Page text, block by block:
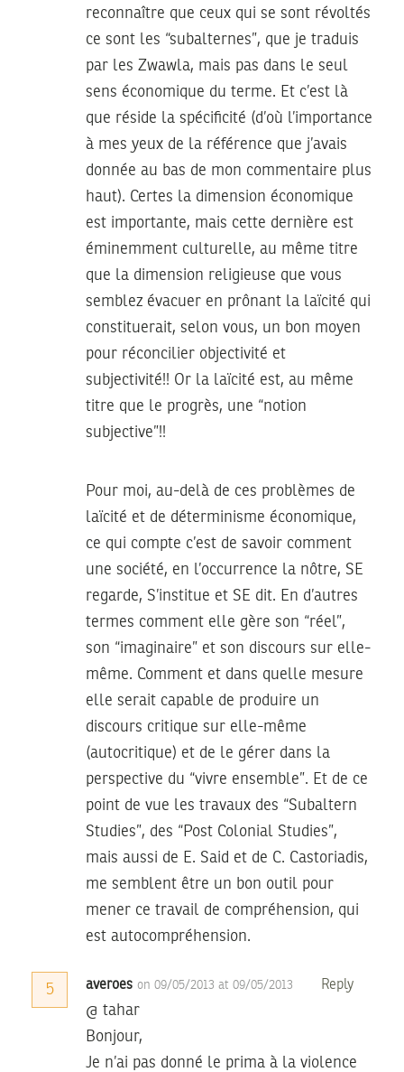
reconnaître que ceux qui se sont révoltés
ce sont les “subalternes”, que je traduis
par les Zwawla, mais pas dans le seul
sens économique du terme. Et c’est là
que réside la spécificité (d’où l’importance
à mes yeux de la référence que j’avais
donnée au bas de mon commentaire plus
haut). Certes la dimension économique
est importante, mais cette dernière est
éminemment culturelle, au même titre
que la dimension religieuse que vous
semblez évacuer en prônant la laïcité qui
constituerait, selon vous, un bon moyen
pour réconcilier objectivité et
subjectivité!! Or la laïcité est, au même
titre que le progrès, une “notion
subjective”!!
Pour moi, au-delà de ces problèmes de
laïcité et de déterminisme économique,
ce qui compte c’est de savoir comment
une société, en l’occurrence la nôtre, SE
regarde, S’institue et SE dit. En d’autres
termes comment elle gère son “réel”,
son “imaginaire” et son discours sur elle-
même. Comment et dans quelle mesure
elle serait capable de produire un
discours critique sur elle-même
(autocritique) et de le gérer dans la
perspective du “vivre ensemble”. Et de ce
point de vue les travaux des “Subaltern
Studies”, des “Post Colonial Studies”,
mais aussi de E. Said et de C. Castoriadis,
me semblent être un bon outil pour
mener ce travail de compréhension, qui
est autocompréhension.
5 averoes on 09/05/2013 at 09/05/2013 Reply
@ tahar
Bonjour,
Je n’ai pas donné le prima à la violence